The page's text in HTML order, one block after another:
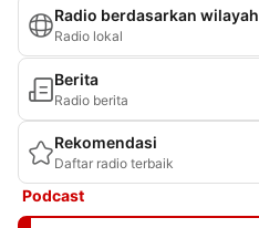
Radio berdasarkan wilayah
Radio lokal
Berita
Radio berita
Rekomendasi
Daftar radio terbaik
Podcast